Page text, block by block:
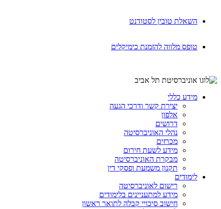
השאלת טובין לסטודנט
טופס מלווה להזמנת כימיקלים
מידע כללי
יצירת קשר ודרכי הגעה
אלפון
דרושים
נהלי האוניברסיטה
מכרזים
מידע לשעת חירום
מבקרת האוניברסיטה
תקנון משמעת ופסקי דין
לימודים
רישום לאוניברסיטה
מידע למתעניינים בלימודים
חישוב סיכויי קבלה לתואר ראשון